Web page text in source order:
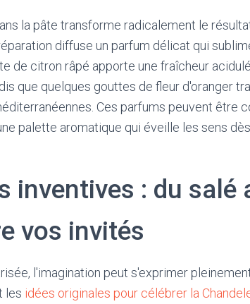
la pâte transforme radicalement le
diffuse un parfum délicat qui
de citron râpé apporte une fraîcheur
que quelques gouttes de fleur d'oranger
Ces parfums peuvent être
palette aromatique qui éveille les sens
inventives : du salé
vos invités
l'imagination peut s'exprimer
les idées originales pour célébrer la